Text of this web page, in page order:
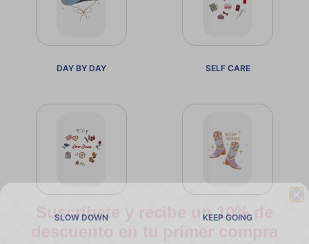
DAY BY DAY SELF CARE
SLOW DOWN KEEP GOING
Suscríbete y recibe un 10% de